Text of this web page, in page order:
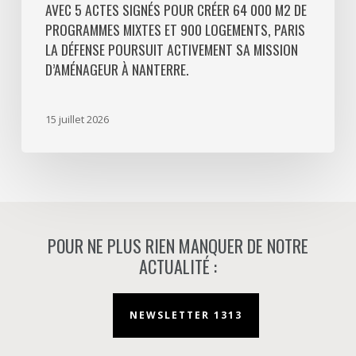
Défense
poursuit
activement
AVEC 5 ACTES SIGNÉS POUR CRÉER 64 000 M2 DE
PROGRAMMES MIXTES ET 900 LOGEMENTS, PARIS
LA DÉFENSE POURSUIT ACTIVEMENT SA MISSION
D’AMÉNAGEUR À NANTERRE.
15 juillet 2026
POUR NE PLUS RIEN MANQUER DE NOTRE
ACTUALITÉ :
NEWSLETTER 1313